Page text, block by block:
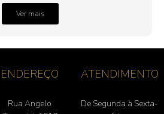
Ver mais
ENDEREÇO
Rua Angelo
ATENDIMENTO
De Segunda à Sexta-